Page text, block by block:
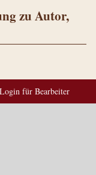
zu Autor,
Login für Bearbeiter